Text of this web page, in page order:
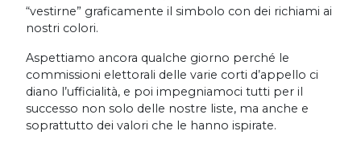
“vestirne” graficamente il simbolo con dei richiami ai
nostri colori.
Aspettiamo ancora qualche giorno perché le
commissioni elettorali delle varie corti d’appello ci
diano l’ufficialità, e poi impegniamoci tutti per il
successo non solo delle nostre liste, ma anche e
soprattutto dei valori che le hanno ispirate.